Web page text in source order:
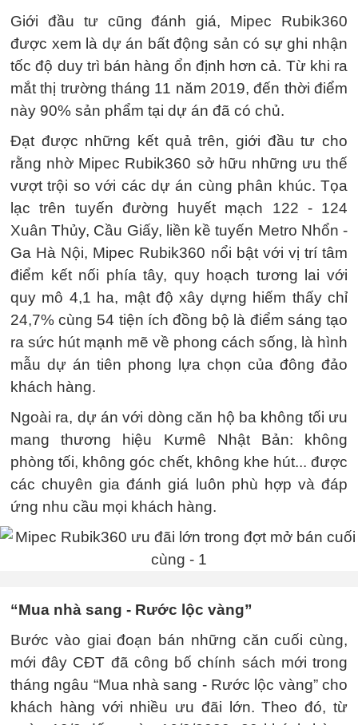
Giới đầu tư cũng đánh giá, Mipec Rubik360
được xem là dự án bất động sản có sự ghi nhận
tốc độ duy trì bán hàng ổn định hơn cả. Từ khi ra
mắt thị trường tháng 11 năm 2019, đến thời điểm
này 90% sản phẩm tại dự án đã có chủ.
Đạt được những kết quả trên, giới đầu tư cho
rằng nhờ Mipec Rubik360 sở hữu những ưu thế
vượt trội so với các dự án cùng phân khúc. Tọa
lạc trên tuyến đường huyết mạch 122 - 124
Xuân Thủy, Cầu Giấy, liền kề tuyến Metro Nhổn -
Ga Hà Nội, Mipec Rubik360 nổi bật với vị trí tâm
điểm kết nối phía tây, quy hoạch tương lai với
quy mô 4,1 ha, mật độ xây dựng hiếm thấy chỉ
24,7% cùng 54 tiện ích đồng bộ là điểm sáng tạo
ra sức hút mạnh mẽ về phong cách sống, là hình
mẫu dự án tiên phong lựa chọn của đông đảo
khách hàng.
Ngoài ra, dự án với dòng căn hộ ba không tối ưu
mang thương hiệu Kưmê Nhật Bản: không
phòng tối, không góc chết, không khe hút... được
các chuyên gia đánh giá luôn phù hợp và đáp
ứng nhu cầu mọi khách hàng.
“Mua nhà sang - Rước lộc vàng”
Bước vào giai đoạn bán những căn cuối cùng,
mới đây CĐT đã công bố chính sách mới trong
tháng ngâu “Mua nhà sang - Rước lộc vàng” cho
khách hàng với nhiều ưu đãi lớn. Theo đó, từ